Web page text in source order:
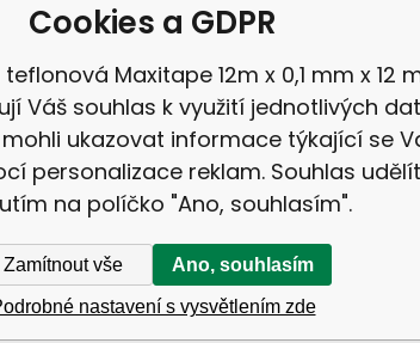
Další informace
Odstoupení od kupní
Reklamační řád
Zásady ochrany
Cookies a GDPR
Maxitape 12m x 0,1 mm x 12
Váš souhlas k využití jednotlivých
ukazovat informace týkající se
personalizace reklam. Souhlas
na políčko "Ano, souhlasím".
Zamítnout vše Ano, souhlasím
nastavení s vysvětlením zde